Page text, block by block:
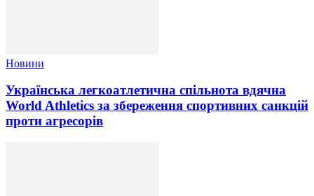
Новини
Українська легкоатлетична спільнота вдячна
World Athletics за збереження спортивних санкцій
проти агресорів